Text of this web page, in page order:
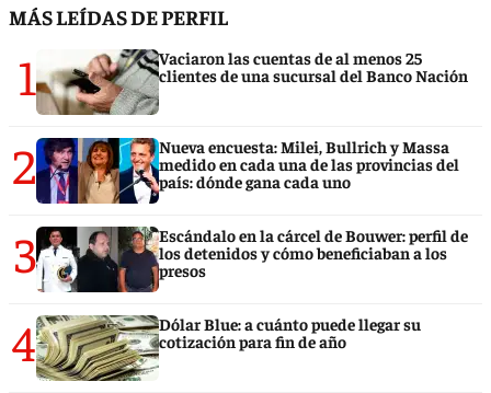
MÁS LEÍDAS DE PERFIL
1
Vaciaron las cuentas de al menos 25
clientes de una sucursal del Banco Nación
2
Nueva encuesta: Milei, Bullrich y Massa
medido en cada una de las provincias del
país: dónde gana cada uno
3
Escándalo en la cárcel de Bouwer: perfil de
los detenidos y cómo beneficiaban a los
presos
4
Dólar Blue: a cuánto puede llegar su
cotización para fin de año